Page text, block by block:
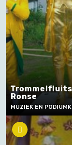
Ronse
MUZIEK EN